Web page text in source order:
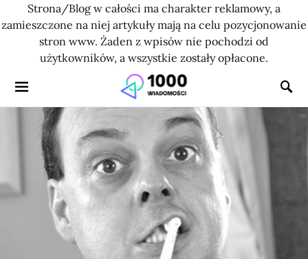
Strona/Blog w całości ma charakter reklamowy, a
zamieszczone na niej artykuły mają na celu pozycjonowanie
stron www. Żaden z wpisów nie pochodzi od
użytkowników, a wszystkie zostały opłacone.